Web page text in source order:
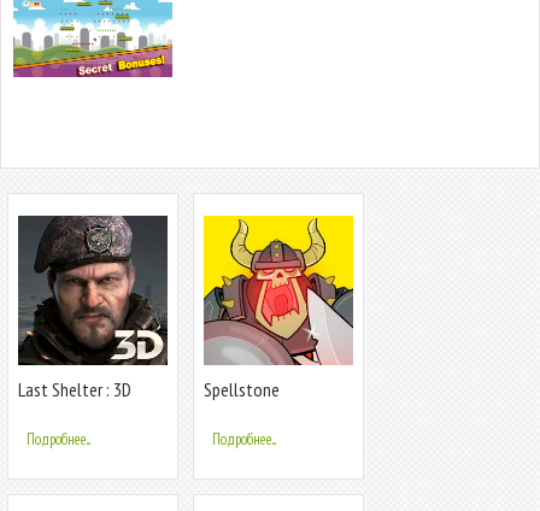
Last Shelter : 3D
Подробнее...
Spellstone
Подробнее...